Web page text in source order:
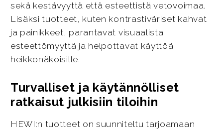
sekä kestävyyttä että esteettistä vetovoimaa.
Lisäksi tuotteet, kuten kontrastiväriset kahvat
ja painikkeet, parantavat visuaalista
esteettömyyttä ja helpottavat käyttöä
heikkonäköisille.
Turvalliset ja käytännölliset
ratkaisut julkisiin tiloihin
HEWI:n tuotteet on suunniteltu tarjoamaan